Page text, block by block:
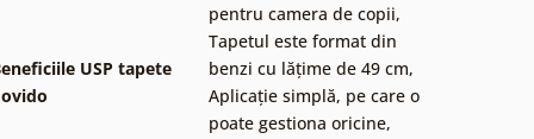
USP tapete
pentru camera de copii,
Tapetul este format din
benzi cu lățime de 49 cm,
Aplicație simplă, pe care o
poate gestiona oricine,